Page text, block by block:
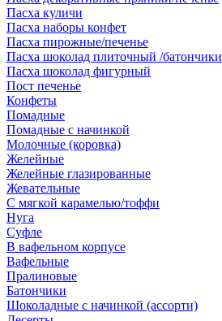
Пасха куличи
Пасха наборы конфет
Пасха пирожные/печенье
Пасха шоколад плиточный /батончики
Пасха шоколад фигурный
Пост печенье
Конфеты
Помадные
Помадные с начинкой
Молочные (коровка)
Желейные
Желейные глазированные
Жевательные
С мягкой карамелью/тоффи
Нуга
Суфле
В вафельном корпусе
Вафельные
Пралиновые
Батончики
Шоколадные с начинкой (ассорти)